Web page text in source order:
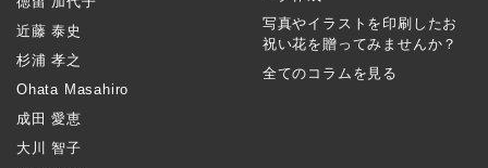
近藤 泰史
杉浦 孝之
Ohata Masahiro
成田 愛恵
大川 智子
写真やイラストを印刷したお
祝い花を贈ってみませんか？
全てのコラムを見る